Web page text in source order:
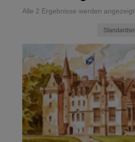
Alle 2 Ergebnisse werden angezeigt